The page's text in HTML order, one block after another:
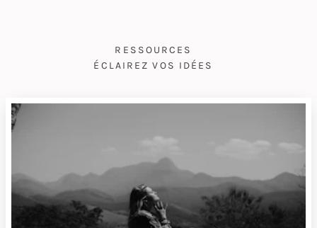
RESSOURCES
ÉCLAIREZ VOS IDÉES